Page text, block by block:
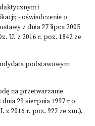
i
- oświadczenie o
z dnia 27 lipca 2005
U. z 2016 r. poz. 1842 ze
podstawowym
na przetwarzanie
29 sierpnia 1997 r o
2016 r. poz. 922 ze zm.).